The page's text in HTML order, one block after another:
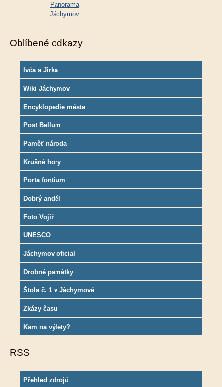
Panorama
Jáchymov
Oblíbené odkazy
Ivča a Jirka
Wiki Jáchymov
Encyklopedie města
Post Bellum
Paměť národa
Krušné hory
Porta fontium
Dobrý anděl
Foto Vojíř
UNESCO
Jáchymov oficial
Drobné památky
Štola č. 1 v Jáchymově
Zkázy času
Kam na výlety?
RSS
Přehled zdrojů